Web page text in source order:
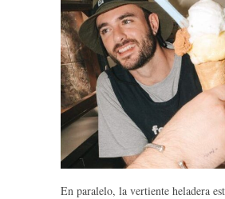
En paralelo, la vertiente heladera